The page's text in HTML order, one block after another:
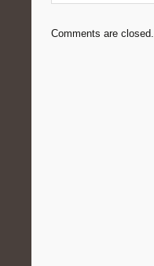
Comments are closed.